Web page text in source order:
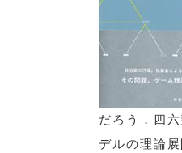
だろう．四
デルの理論